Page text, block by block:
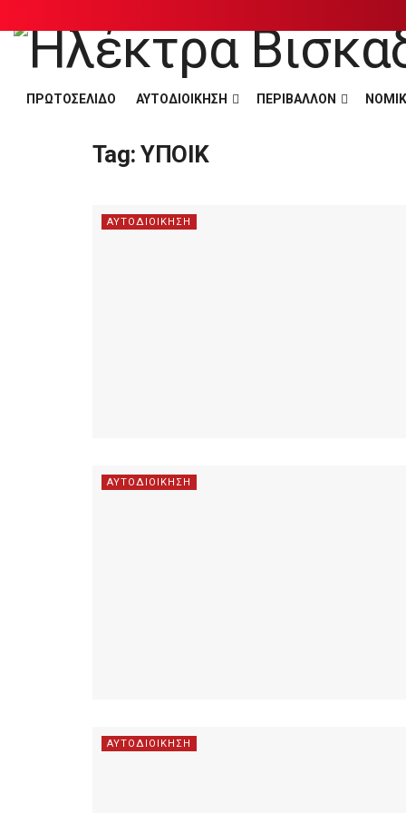
ΠΡΩΤΟΣΕΛΙΔΟ ΑΥΤΟΔΙΟΙΚΗΣΗ ΠΕΡΙΒΑΛΛΟΝ
Tag:ΥΠΟΙΚ
ΑΥΤΟΔΙΟΙΚΗΣΗ
ΑΥΤΟΔΙΟΙΚΗΣΗ
ΑΥΤΟΔΙΟΙΚΗΣΗ